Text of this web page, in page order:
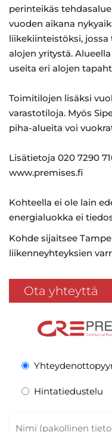
perinteikäs
vuoden aikana
liikekiinteistöksi,
alojen yritystä.
useita eri alojen
Toimitilojen lisäksi
varastotiloja. Myös
piha-alueita voi
Lisätietoja 020 7290
www.premises.fi
Kohteella ei ole lain
energialuokka ei
Kohde sijaitsee
liikenneyhteyksien
Ota yhteyttä
Hintatiedustelu